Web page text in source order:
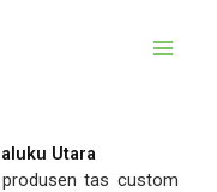
Utara
tas custom